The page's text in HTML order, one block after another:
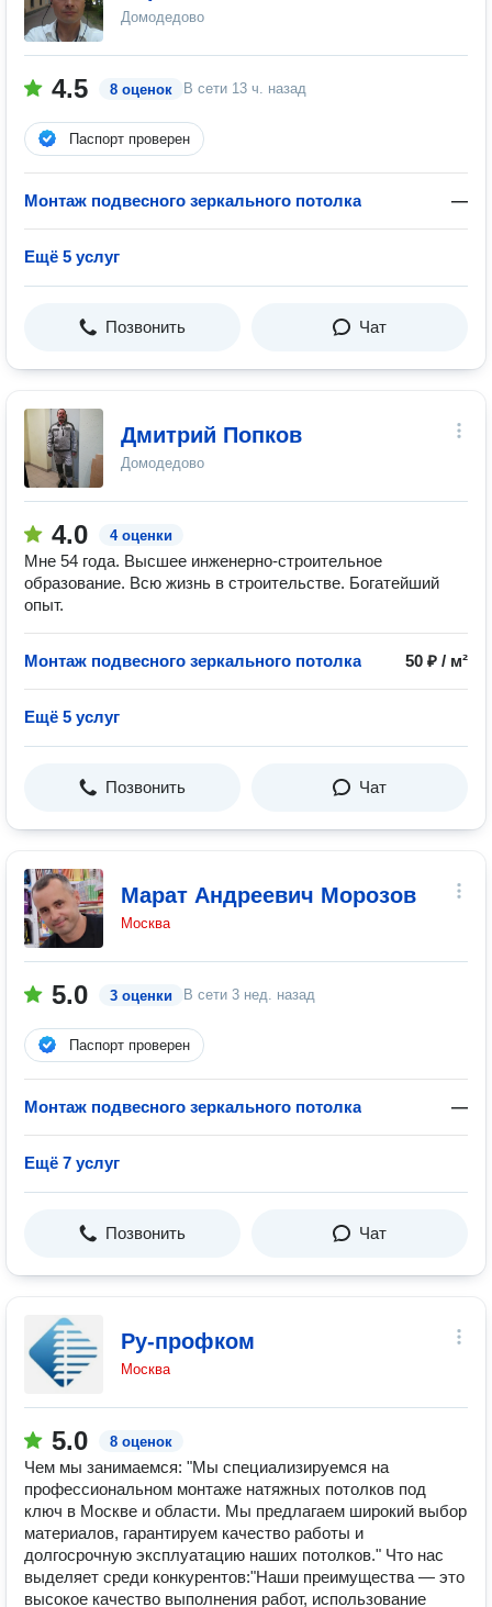
Домодедово
4.5 8 оценок В сети 13 ч. назад
Паспорт проверен
Монтаж подвесного зеркального потолка —
Ещё 5 услуг
Позвонить Чат
Дмитрий Попков
Домодедово
4.0 4 оценки
Мне 54 года. Высшее инженерно-строительное
образование. Всю жизнь в строительстве. Богатейший
опыт.
Монтаж подвесного зеркального потолка 50 ₽ / м²
Ещё 5 услуг
Позвонить Чат
Марат Андреевич Морозов
Москва
5.0 3 оценки В сети 3 нед. назад
Паспорт проверен
Монтаж подвесного зеркального потолка —
Ещё 7 услуг
Позвонить Чат
Ру-профком
Москва
5.0 8 оценок
Чем мы занимаемся: "Мы специализируемся на
профессиональном монтаже натяжных потолков под
ключ в Москве и области. Мы предлагаем широкий выбор
материалов, гарантируем качество работы и
долгосрочную эксплуатацию наших потолков." Что нас
выделяет среди конкурентов:"Наши преимущества — это
высокое качество выполнения работ, использование